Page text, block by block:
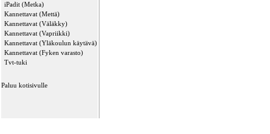
iPadit (Metka)
Kannettavat (Mettä)
Kannettavat (Väläkky)
Kannettavat (Vapriikki)
Kannettavat (Yläkoulun käytävä)
Kannettavat (Fyken varasto)
Tvt-tuki
Paluu kotisivulle